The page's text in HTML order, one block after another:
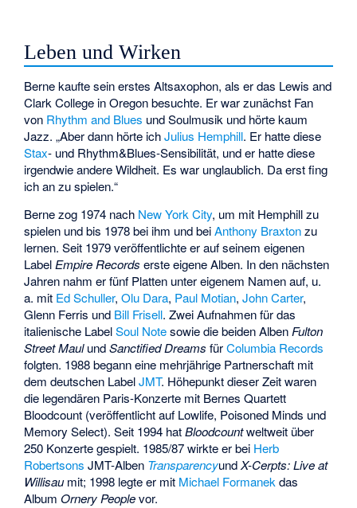
Leben und Wirken
Berne kaufte sein erstes Altsaxophon, als er das Lewis and
Clark College in Oregon besuchte. Er war zunächst Fan
von Rhythm and Blues und Soulmusik und hörte kaum
Jazz. „Aber dann hörte ichJulius Hemphill. Er hatte diese
Stax- und Rhythm&Blues-Sensibilität, und er hatte diese
irgendwie andere Wildheit. Es war unglaublich. Da erst fing
ich an zu spielen.“
Berne zog 1974 nach New York City, um mit Hemphill zu
spielen und bis 1978 bei ihm und beiAnthony Braxtonzu
lernen. Seit 1979 veröffentlichte er auf seinem eigenen
Label Empire Records erste eigene Alben. In den nächsten
Jahren nahm er fünf Platten unter eigenem Namen auf, u.
a. mit Ed Schuller,Olu Dara, Paul Motian,John Carter,
Glenn Ferris und Bill Frisell. Zwei Aufnahmen für das
italienische LabelSoul Notesowie die beiden Alben Fulton
Street MaulundSanctified Dreams fürColumbia Records
folgten. 1988 begann eine mehrjährige Partnerschaft mit
dem deutschen LabelJMT. Höhepunkt dieser Zeit waren
die legendären Paris-Konzerte mit Bernes Quartett
Bloodcount (veröffentlicht auf Lowlife, Poisoned Minds und
Memory Select). Seit 1994 hatBloodcountweltweit über
250 Konzerte gespielt. 1985/87 wirkte er bei Herb
Robertsons JMT-Alben TransparencyundX-Cerpts: Live at
Willisaumit; 1998 legte er mit Michael Formanek das
AlbumOrnery Peoplevor.